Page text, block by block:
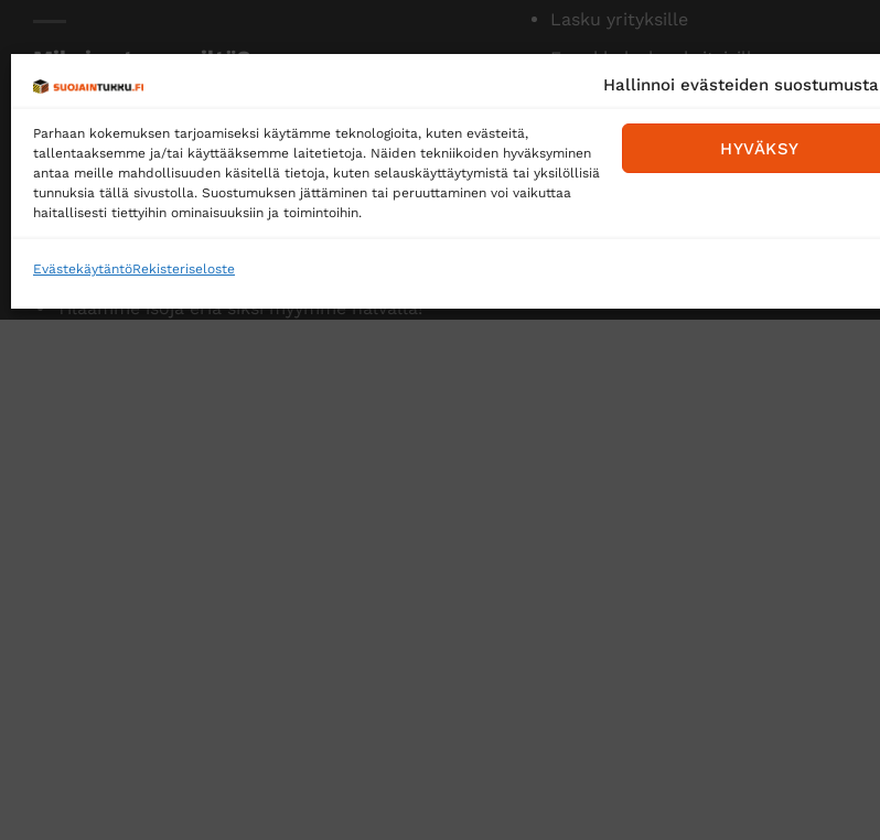
Hallinnoi evästeiden suostumusta
Parhaan kokemuksen tarjoamiseksi käytämme teknologioita, kuten evästeitä,
tallentaaksemme ja/tai käyttääksemme laitetietoja. Näiden tekniikoiden hyväksyminen
antaa meille mahdollisuuden käsitellä tietoja, kuten selauskäyttäytymistä tai yksilöllisiä
tunnuksia tällä sivustolla. Suostumuksen jättäminen tai peruuttaminen voi vaikuttaa
haitallisesti tiettyihin ominaisuuksiin ja toimintoihin.
HYVÄKSY
EvästekäytäntöRekisteriseloste
Miksi ostaa meiltä?
Ostaminen ei edellytä rekisteröitymistä
Ilmainen toimitus noutopisteeseen yli 200 €
tilauksille!
tilauksille!
Tilaamme isoja eriä siksi myymme halvalla!
Lasku yrityksille
Ennakkolasku yksityisille